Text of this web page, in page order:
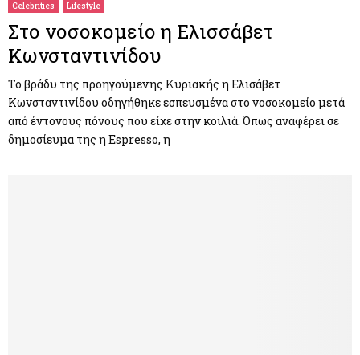
Celebrities Lifestyle
Στο νοσοκομείο η Ελισσάβετ
Κωνσταντινίδου
Το βράδυ της προηγούμενης Κυριακής η Ελισάβετ
Κωνσταντινίδου οδηγήθηκε εσπευσμένα στο νοσοκομείο μετά
από έντονους πόνους που είχε στην κοιλιά. Όπως αναφέρει σε
δημοσίευμα της η Espresso, η